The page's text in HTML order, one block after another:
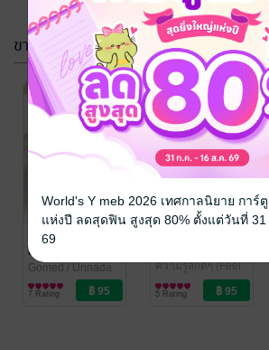
ฟ้าระดาว
Good)
7 Rating
Our Journey
and Memories
: New year
Gomed
/ Unnada
Publishing
ความรู้สึกดีๆ (Feel
Good)
7 Rating
ขายดี
Our Journey
and Memories
: New year
Gomed / Unnada
Publishing
ความรู้สึกดีๆ (Feel
Good)
7 Rating
Unnada
Publishing
ความรู้สึกดีๆ (Feel
Good)
5 Rating
World's Y meb 2026 เทศกาลนิยาย การ์
แห่งปี ลดสุดฟิน สูงสุด 80% ตั้งแต่วันที่ 31
69